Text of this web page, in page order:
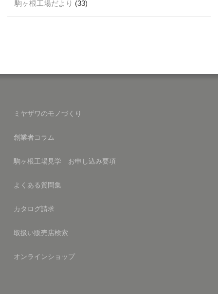
駒ヶ根工場だより (33)
ミヤザワのモノづくり
創業者コラム
駒ヶ根工場見学 お申し込み要項
よくある質問集
カタログ請求
取扱い販売店検索
オンラインショップ